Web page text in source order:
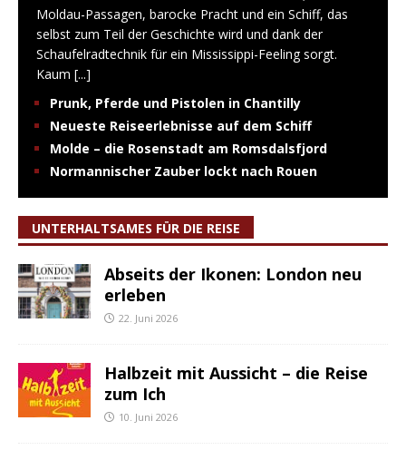
Moldau-Passagen, barocke Pracht und ein Schiff, das
selbst zum Teil der Geschichte wird und dank der
Schaufelradtechnik für ein Mississippi-Feeling sorgt.
Kaum [...]
Prunk, Pferde und Pistolen in Chantilly
Neueste Reiseerlebnisse auf dem Schiff
Molde – die Rosenstadt am Romsdalsfjord
Normannischer Zauber lockt nach Rouen
UNTERHALTSAMES FÜR DIE REISE
Abseits der Ikonen: London neu
erleben
22. Juni 2026
Halbzeit mit Aussicht – die Reise
zum Ich
10. Juni 2026